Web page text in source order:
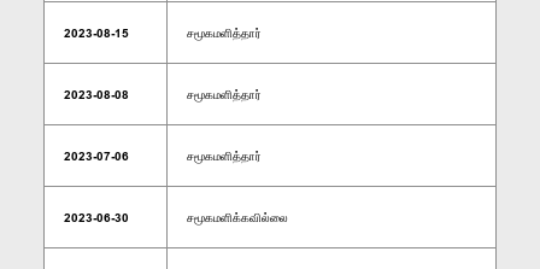
2023-08-15 சமூகமளித்தார்
2023-08-08 சமூகமளித்தார்
2023-07-06 சமூகமளித்தார்
2023-06-30 சமூகமளிக்கவில்லை